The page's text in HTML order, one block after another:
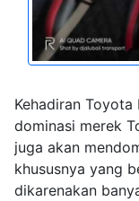
Kehadiran
dominasi merek
juga akan
khususnya yang
dikarenakan